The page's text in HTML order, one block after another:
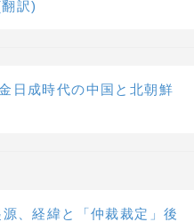
訳)
日成時代の中国と北朝鮮
、経緯と「仲裁裁定」後